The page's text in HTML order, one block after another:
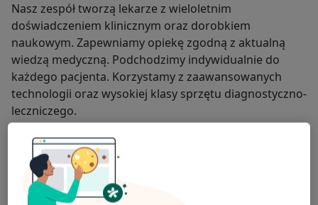
Nasz zespół tworzą lekarze z wieloletnim
doświadczeniem klinicznym oraz dorobkiem
naukowym. Zapewniamy opiekę zgodną z aktualną
wiedzą medyczną. Podchodzimy indywidualnie do
każdego pacjenta. Korzystamy z zaawansowanych
technologii oraz wysokiej klasy sprzętu diagnostyczno-
leczniczego.
Zachęcamy również do śledzenia naszego BLOGA -
https://sonofem.pl/blog/
więcej O nas